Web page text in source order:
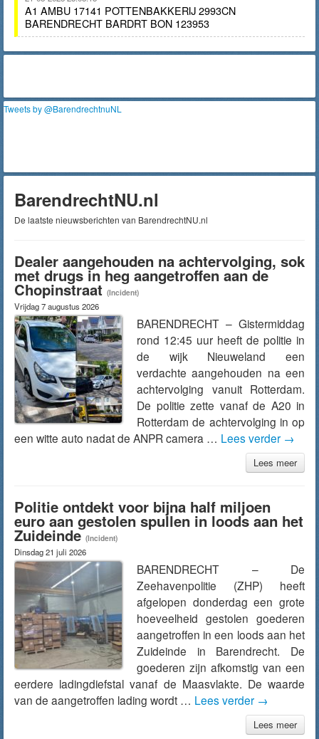
A1 AMBU 17141 POTTENBAKKERIJ 2993CN
BARENDRECHT BARDRT BON 123953
Tweets by @BarendrechtnuNL
BarendrechtNU.nl
De laatste nieuwsberichten van BarendrechtNU.nl
Dealer aangehouden na achtervolging, sok
met drugs in heg aangetroffen aan de
Chopinstraat (Incident)
Vrijdag 7 augustus 2026
BARENDRECHT – Gistermiddag
rond 12:45 uur heeft de politie in
de wijk Nieuweland een
verdachte aangehouden na een
achtervolging vanuit Rotterdam.
De politie zette vanaf de A20 in
Rotterdam de achtervolging in op
een witte auto nadat de ANPR camera … Lees verder →
Lees meer
Politie ontdekt voor bijna half miljoen
euro aan gestolen spullen in loods aan het
Zuideinde (Incident)
Dinsdag 21 juli 2026
BARENDRECHT – De
Zeehavenpolitie (ZHP) heeft
afgelopen donderdag een grote
hoeveelheid gestolen goederen
aangetroffen in een loods aan het
Zuideinde in Barendrecht. De
goederen zijn afkomstig van een
eerdere ladingdiefstal vanaf de Maasvlakte. De waarde
van de aangetroffen lading wordt … Lees verder →
Lees meer